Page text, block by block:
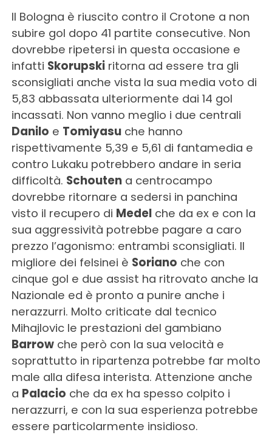
Il Bologna è riuscito contro il Crotone a non
subire gol dopo 41 partite consecutive. Non
dovrebbe ripetersi in questa occasione e
infatti Skorupskiritorna ad essere tra gli
sconsigliati anche vista la sua media voto di
5,83 abbassata ulteriormente dai 14 gol
incassati. Non vanno meglio i due centrali
Danilo e Tomiyasuche hanno
rispettivamente 5,39 e 5,61 di fantamedia e
contro Lukaku potrebbero andare in seria
difficoltà. Schoutena centrocampo
dovrebbe ritornare a sedersi in panchina
visto il recupero di Medelche da ex e con la
sua aggressività potrebbe pagare a caro
prezzo l’agonismo: entrambi sconsigliati. Il
migliore dei felsinei è Soriano che con
cinque gol e due assist ha ritrovato anche la
Nazionale ed è pronto a punire anche i
nerazzurri. Molto criticate dal tecnico
Mihajlovic le prestazioni del gambiano
Barrowche però con la sua velocità e
soprattutto in ripartenza potrebbe far molto
male alla difesa interista. Attenzione anche
a Palacio che da ex ha spesso colpito i
nerazzurri, e con la sua esperienza potrebbe
essere particolarmente insidioso.